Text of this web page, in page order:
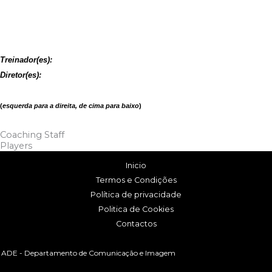
Treinador(es):
Diretor(es):
(esquerda para a direita, de cima para baixo)
Coaching Staff
Players
Inicio
Termos e Condições
Política de privacidade
Politica de Cookies
Contactos
ADE - Departamento de Comunicação e Imagem